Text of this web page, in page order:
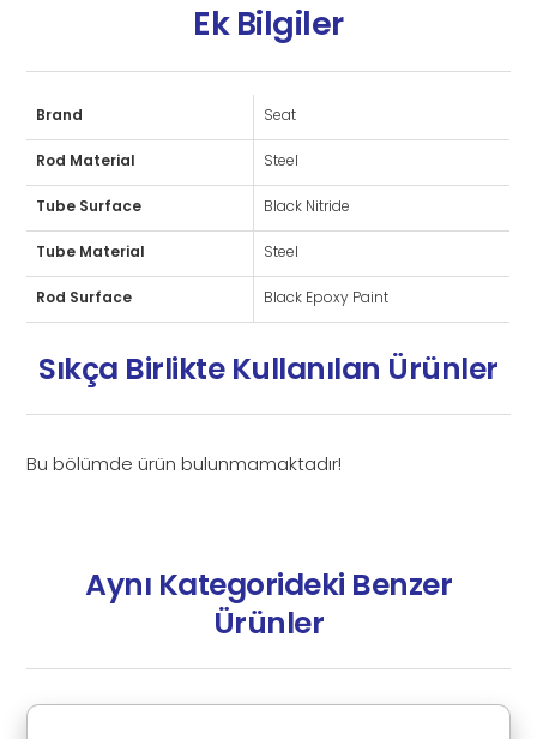
Ek Bilgiler
Brand Seat
Rod Material Steel
Tube Surface Black Nitride
Tube Material Steel
Rod Surface Black Epoxy Paint
Sıkça Birlikte Kullanılan Ürünler
Bu bölümde ürün bulunmamaktadır!
Aynı Kategorideki Benzer
Ürünler